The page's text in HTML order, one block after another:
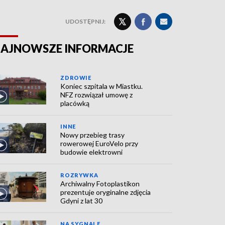
UDOSTĘPNIJ:
INFORMACJE
ZDROWIE
Koniec szpitala w Miastku.
NFZ rozwiązał umowę z
placówką
INNE
Nowy przebieg trasy
rowerowej EuroVelo przy
budowie elektrowni
ROZRYWKA
Archiwalny Fotoplastikon
prezentuje oryginalne zdjęcia
Gdyni z lat 30